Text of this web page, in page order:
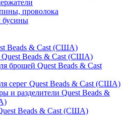
проволока
бусины
Beads & Cast (США)
Quest Beads & Cast (США)
брошей Quest Beads & Cast
серег Quest Beads & Cast (США)
и разделители Quest Beads &
Beads & Cast (США)